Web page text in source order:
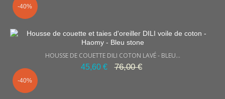
HOUSSE DE COUETTE DILI COTON LAVÉ - BLEU...
45,60 €
76,00 €
-40%
-40%